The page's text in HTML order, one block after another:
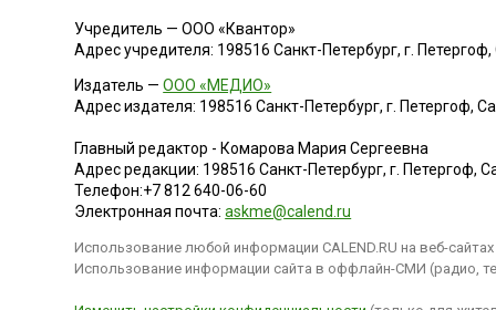
Палестина
Панама
Перу
Португалия
Румыния
Саудовская Аравия
Учредитель — ООО «Квантор»
Адрес учредителя: 198516 Санкт-Петербург, г.
Издатель —ООО «МЕДИО»
Адрес издателя: 198516 Санкт-Петербург, г. Петергоф,
Главный редактор - Комарова Мария Сергеевна
Адрес редакции: 198516 Санкт-Петербург, г. Петергоф,
Телефон:+7 812 640-06-60
Электронная почта:askme@calend.ru
Использование любой информации CALEND.RU на веб-
Использование информации сайта в оффлайн-СМИ (радио,